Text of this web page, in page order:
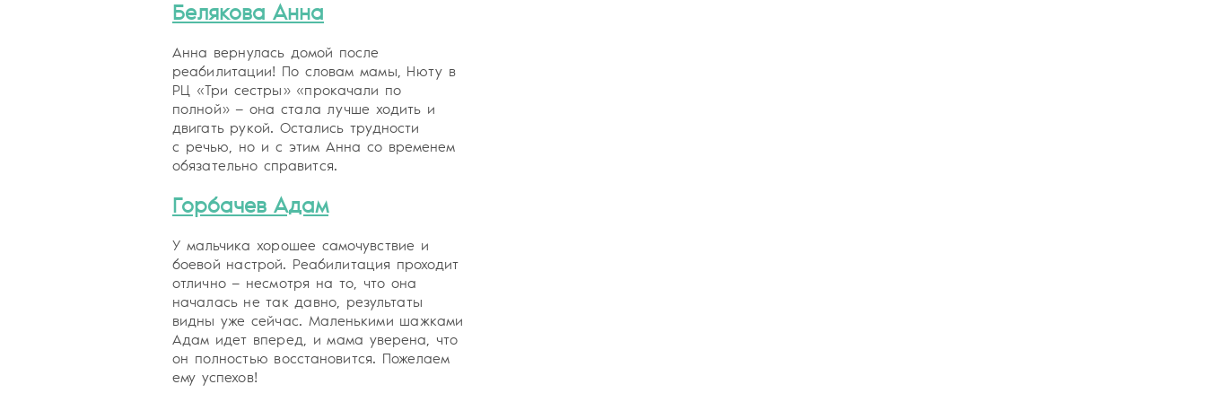
Белякова Анна
Анна вернулась домой после
реабилитации! По словам мамы, Нюту в
РЦ «Три сестры» «прокачали по
полной» — она стала лучше ходить и
двигать рукой. Остались трудности
с речью, но и с этим Анна со временем
обязательно справится.
Горбачев Адам
У мальчика хорошее самочувствие и
боевой настрой. Реабилитация проходит
отлично — несмотря на то, что она
началась не так давно, результаты
видны уже сейчас. Маленькими шажками
Адам идет вперед, и мама уверена, что
он полностью восстановится. Пожелаем
ему успехов!